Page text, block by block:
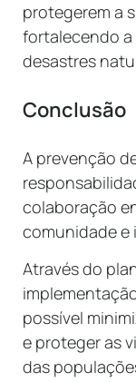
protegerem a
fortalecendo
desastres
Conclusão
A prevenção
colaboração
comunidade e
Através do
possível
e proteger as
das